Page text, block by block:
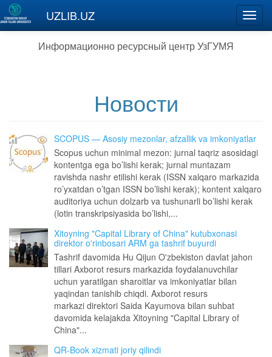
Перейти к основному содержанию
UZLIB.UZ
Информационно ресурсный центр УзГУМЯ
Новости
SCOPUS — Asosiy mezonlar, afzallik va imkoniyatlar
Scopus uchun minimal mezon: jurnal taqriz asosidagi
kontentga ega bo’lishi kerak; jurnal muntazam
ravishda nashr etilishi kerak (ISSN xalqaro markazida
ro’yxatdan o’tgan ISSN bo’lishi kerak); kontent xalqaro
auditoriya uchun dolzarb va tushunarli bo’lishi kerak
(lotin transkripsiyasida bo’lishi,...
Xitoyning "Capital Library of China" kutubxonasi
direktor o'rinbosari ARM ga tashrif buyurdi
Tashrif davomida Hu Qijun O'zbekiston davlat jahon
tillari Axborot resurs markazida foydalanuvchilar
uchun yaratilgan sharoitlar va imkoniyatlar bilan
yaqindan tanishib chiqdi. Axborot resurs
markazi direktori Saida Kayumova bilan suhbat
davomida kelajakda Xitoyning "Capital Library of
China"...
QR-Book xizmati joriy qilindi